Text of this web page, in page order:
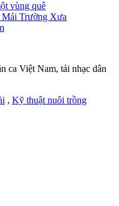
vùng quê
Trường Xưa
ca Việt Nam, tải nhạc dân
, Kỹ thuật nuôi trồng